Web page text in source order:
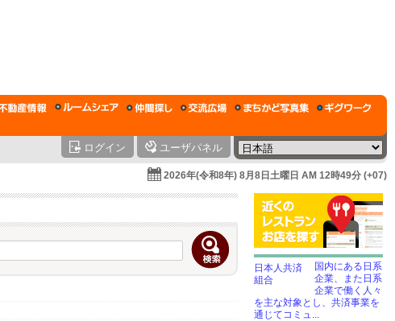
ログイン ユーザパネル
2026年(令和8年) 8月8日土曜日 AM 12時49分 (+07)
国内にある日系
企業、また日系
企業で働く人々
を主な対象とし、共済事業を
通じてコミュ...